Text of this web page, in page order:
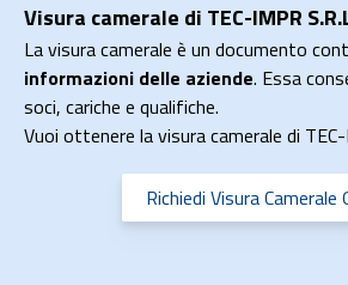
Visura camerale di TEC-IMPR
La visura camerale è un documento
informazioni delle aziende. Essa
soci, cariche e qualifiche.
Vuoi ottenere la visura camerale di TEC-
Richiedi Visura Camerale